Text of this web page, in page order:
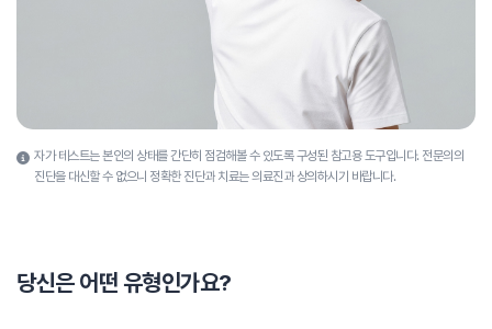
자가 테스트는 본인의 상태를 간단히 점검해볼 수 있도록 구성된 참고용 도구입니다. 전문의의
진단을 대신할 수 없으니 정확한 진단과 치료는 의료진과 상의하시기 바랍니다.
당신은 어떤 유형인가요?